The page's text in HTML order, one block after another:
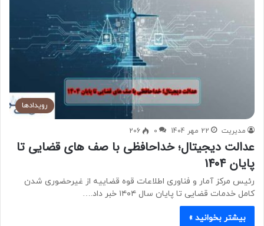
رویدادها
مدیریت 22 مهر 1404 0
206
عدالت دیجیتال؛ خداحافظی با صف های قضایی تا
پایان 1404
رئیس مرکز آمار و فناوری اطلاعات قوه قضاییه از غیرحضوری شدن
کامل خدمات قضایی تا پایان سال ۱۴۰۴ خبر داد.…
بیشتر بخوانید »